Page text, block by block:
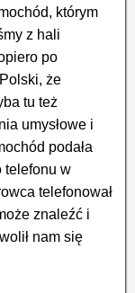
którym
z hali
po
że
tu też
umysłowe i
podała
telefonu w
telefonował
znaleźć i
nam się